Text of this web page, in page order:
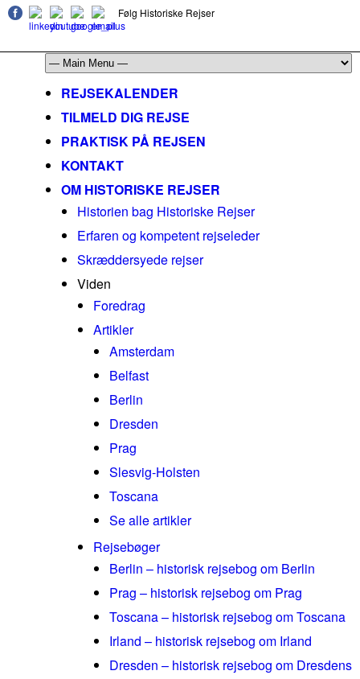
Følg Historiske Rejser
REJSEKALENDER
TILMELD DIG REJSE
PRAKTISK PÅ REJSEN
KONTAKT
OM HISTORISKE REJSER
Historien bag Historiske Rejser
Erfaren og kompetent rejseleder
Skræddersyede rejser
Viden
Foredrag
Artikler
Amsterdam
Belfast
Berlin
Dresden
Prag
Slesvig-Holsten
Toscana
Se alle artikler
Rejsebøger
Berlin – historisk rejsebog om Berlin
Prag – historisk rejsebog om Prag
Toscana – historisk rejsebog om Toscana
Irland – historisk rejsebog om Irland
Dresden – historisk rejsebog om Dresdens